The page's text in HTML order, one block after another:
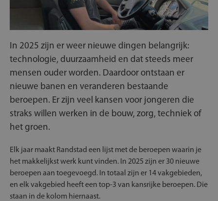
In 2025 zijn er weer nieuwe dingen belangrijk:
technologie, duurzaamheid en dat steeds meer
mensen ouder worden. Daardoor ontstaan er
nieuwe banen en veranderen bestaande
beroepen. Er zijn veel kansen voor jongeren die
straks willen werken in de bouw, zorg, techniek of
het groen.
Elk jaar maakt Randstad een lijst met de beroepen waarin je
het makkelijkst werk kunt vinden. In 2025 zijn er 30 nieuwe
beroepen aan toegevoegd. In totaal zijn er 14 vakgebieden,
en elk vakgebied heeft een top-3 van kansrijke beroepen. Die
staan in de kolom hiernaast.